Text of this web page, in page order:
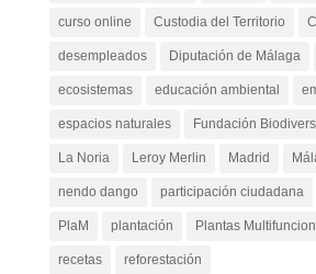
curso online Custodia del Territorio
desempleados Diputación de Málaga
ecosistemas educación ambiental
espacios naturales Fundación
La Noria Leroy Merlin Madrid
nendo dango participación ciudadana
PlaM plantación Plantas
recetas reforestación